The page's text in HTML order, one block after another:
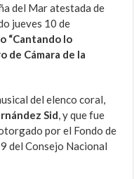
del Mar atestada de
jueves 10 de
“Cantando lo
de Cámara de la
del elenco coral,
Sid, y que fue
por el Fondo de
del Consejo Nacional